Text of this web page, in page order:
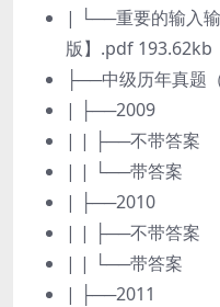
| └──重要的输入
版】.pdf 193.62kb
├──中级历年真题
| ├──2009
| | ├──不带答案
| | └──带答案
| ├──2010
| | ├──不带答案
| | └──带答案
| ├──2011